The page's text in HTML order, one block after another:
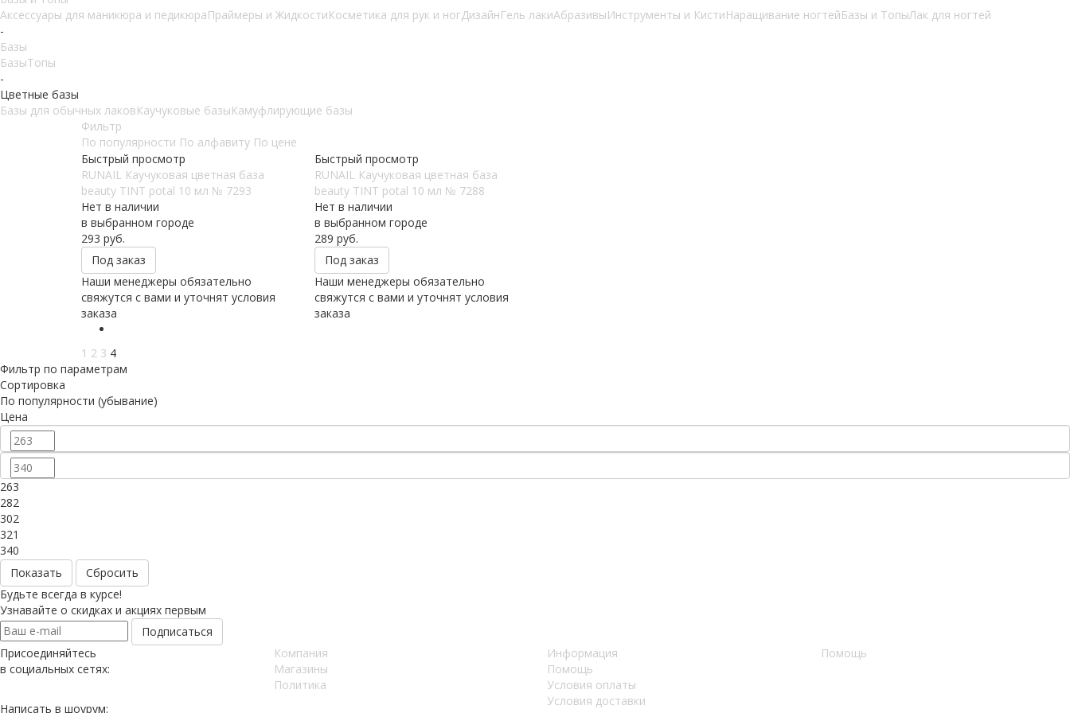
Аксессуары для маникюра и педикюраПраймеры и ЖидкостиКосметика для рук и ногДизайнГель лакиАбразивыИнструменты и КистиНаращивание ногтейБазы и ТопыЛак для ногтей
-
Базы
БазыТопы
-
Цветные базы
Базы для обычных лаковКаучуковые базыКамуфлирующие базы
Фильтр
По популярности По алфавиту По цене
Быстрый просмотр
RUNAIL Каучуковая цветная база
beauty TINT potal 10 мл № 7293
Нет в наличии
в выбранном городе
293 руб.
Под заказ
Наши менеджеры обязательно
свяжутся с вами и уточнят условия
заказа
Быстрый просмотр
RUNAIL Каучуковая цветная база
beauty TINT potal 10 мл № 7288
Нет в наличии
в выбранном городе
289 руб.
Под заказ
Наши менеджеры обязательно
свяжутся с вами и уточнят условия
заказа
1 2 3 4
Фильтр по параметрам
Сортировка
По популярности (убывание)
Цена
263
282
302
321
340
Сбросить
Будьте всегда в курсе!
Узнавайте о скидках и акциях первым
Присоединяйтесь
в социальных сетях:
Написать в шоурум:
Компания
Магазины
Политика
Информация
Помощь
Условия оплаты
Условия доставки
Помощь